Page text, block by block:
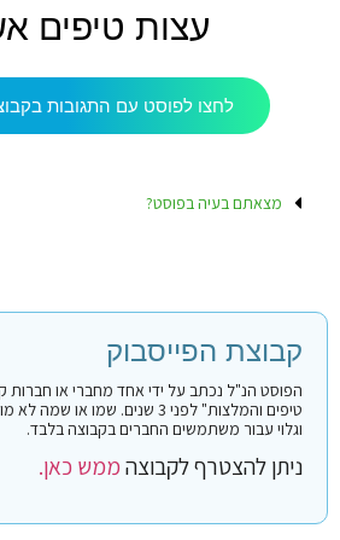
עצות טיפים
לחצו לפוסט עם התגובות
מצאתם בעיה בפוסט?
קבוצת הפייסבוק
הפוסט הנ"ל נכתב על ידי אחד מחברי או חברות
טיפים והמלצות" לפני 3 שנים.
וגלוי עבור משתמשים החברים בקבוצה בלבד.
ניתן להצטרף לקבוצהממש כאן.